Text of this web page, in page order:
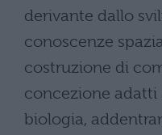
derivante dallo
conoscenze
costruzione di
concezione adatti
biologia,